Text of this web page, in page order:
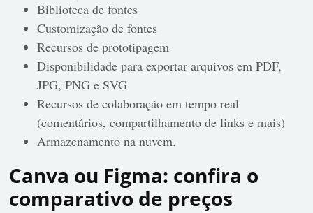
Biblioteca de fontes
Customização de fontes
Recursos de prototipagem
Disponibilidade para exportar arquivos em PDF,
JPG, PNG e SVG
Recursos de colaboração em tempo real
(comentários, compartilhamento de links e mais)
Armazenamento na nuvem.
Canva ou Figma: confira o
comparativo de preços